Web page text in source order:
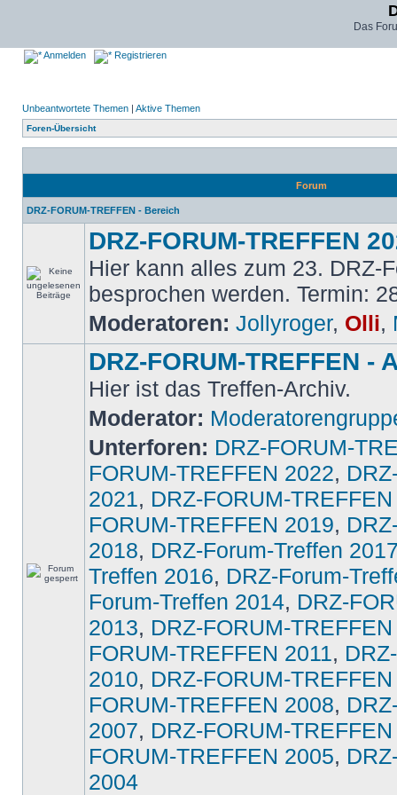
Das
Anmelden Registrieren
Unbeantwortete Themen | Aktive Themen
Foren-Übersicht
Forum
DRZ-FORUM-TREFFEN - Bereich
DRZ-FORUM-TREFFEN
Hier kann alles zum 23. DRZ-
besprochen werden. Termin:
Moderatoren: Jollyroger, Olli,
DRZ-FORUM-TREFFEN -
Hier ist das Treffen-Archiv.
Moderator:
Unterforen: DRZ-FORUM-
FORUM-TREFFEN 2022,
2021, DRZ-FORUM-
FORUM-TREFFEN 2019,
2018, DRZ-Forum-Treffen
Treffen 2016, DRZ-Forum-
Forum-Treffen 2014, DRZ-
2013, DRZ-FORUM-
FORUM-TREFFEN 2011,
2010, DRZ-FORUM-
FORUM-TREFFEN 2008,
2007, DRZ-FORUM-
FORUM-TREFFEN 2005,
2004